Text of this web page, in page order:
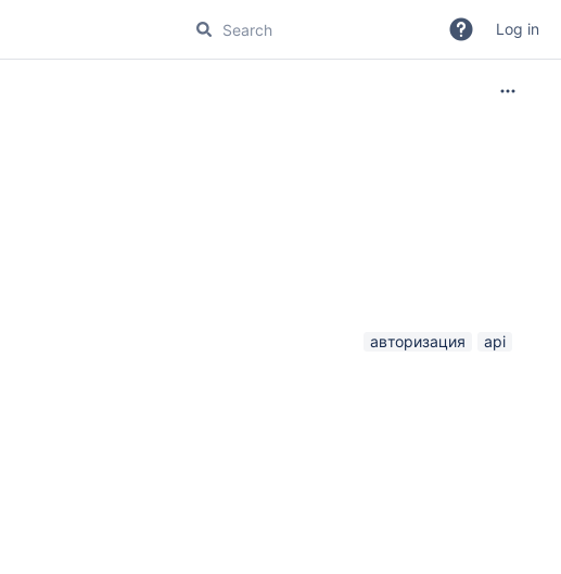
Log in
авторизация api